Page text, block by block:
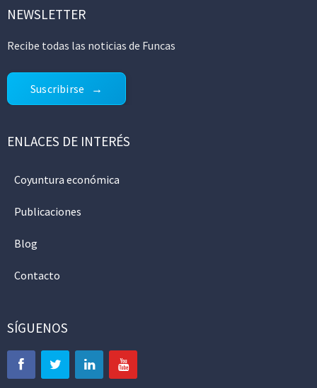
NEWSLETTER
Recibe todas las noticias de Funcas
Suscribirse
ENLACES DE INTERÉS
Coyuntura económica
Publicaciones
Blog
Contacto
SÍGUENOS